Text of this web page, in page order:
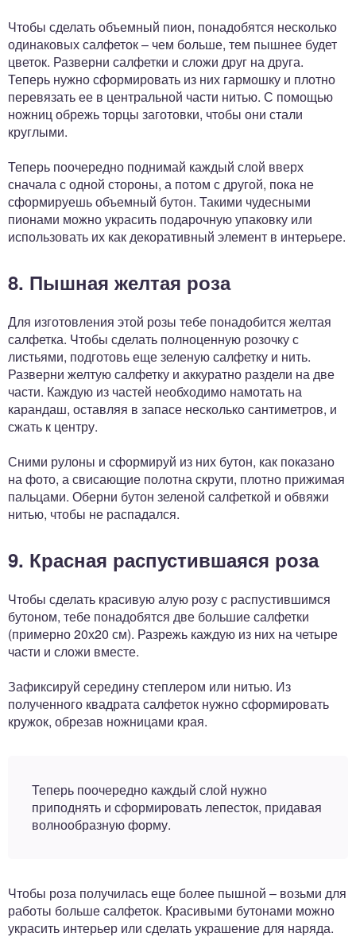
Чтобы сделать объемный пион, понадобятся несколько
одинаковых салфеток – чем больше, тем пышнее будет
цветок. Разверни салфетки и сложи друг на друга.
Теперь нужно сформировать из них гармошку и плотно
перевязать ее в центральной части нитью. С помощью
ножниц обрежь торцы заготовки, чтобы они стали
круглыми.
Теперь поочередно поднимай каждый слой вверх
сначала с одной стороны, а потом с другой, пока не
сформируешь объемный бутон. Такими чудесными
пионами можно украсить подарочную упаковку или
использовать их как декоративный элемент в интерьере.
8. Пышная желтая роза
Для изготовления этой розы тебе понадобится желтая
салфетка. Чтобы сделать полноценную розочку с
листьями, подготовь еще зеленую салфетку и нить.
Разверни желтую салфетку и аккуратно раздели на две
части. Каждую из частей необходимо намотать на
карандаш, оставляя в запасе несколько сантиметров, и
сжать к центру.
Сними рулоны и сформируй из них бутон, как показано
на фото, а свисающие полотна скрути, плотно прижимая
пальцами. Оберни бутон зеленой салфеткой и обвяжи
нитью, чтобы не распадался.
9. Красная распустившаяся роза
Чтобы сделать красивую алую розу с распустившимся
бутоном, тебе понадобятся две большие салфетки
(примерно 20х20 см). Разрежь каждую из них на четыре
части и сложи вместе.
Зафиксируй середину степлером или нитью. Из
полученного квадрата салфеток нужно сформировать
кружок, обрезав ножницами края.
Теперь поочередно каждый слой нужно
приподнять и сформировать лепесток, придавая
волнообразную форму.
Чтобы роза получилась еще более пышной – возьми для
работы больше салфеток. Красивыми бутонами можно
украсить интерьер или сделать украшение для наряда.